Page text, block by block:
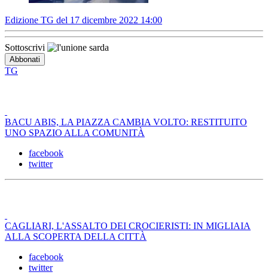
Edizione TG del 17 dicembre 2022 14:00
Sottoscrivi
TG
BACU ABIS, LA PIAZZA CAMBIA VOLTO: RESTITUITO
UNO SPAZIO ALLA COMUNITÀ
facebook
twitter
CAGLIARI, L'ASSALTO DEI CROCIERISTI: IN MIGLIAIA
ALLA SCOPERTA DELLA CITTÀ
facebook
twitter